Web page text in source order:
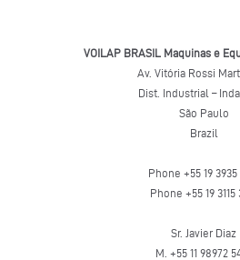
VOILAP BRASIL Maquinas e
Av. Vitória Rossi
Dist. Industrial –
São Paulo
Brazil
Phone +55 19 3935
Phone +55 19 3115
Sr. Javier Diaz
M. +55 11 98972